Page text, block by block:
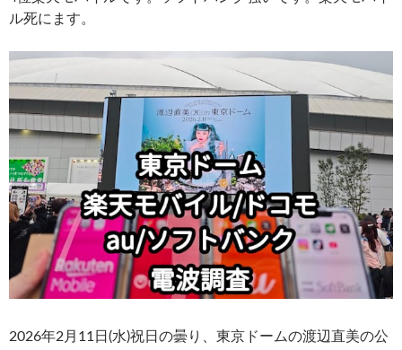
ル死にます。
2026年2月11日(水)祝日の曇り、東京ドームの渡辺直美の公